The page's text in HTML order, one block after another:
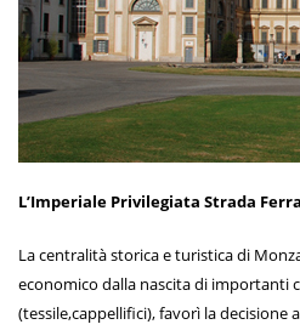
L’Imperiale Privilegiata Strada
La centralità storica e turistica di
economico dalla nascita di importanti
(tessile,cappellifici), favorì la decisione